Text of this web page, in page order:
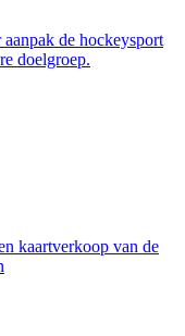
de hockeysport
doelgroep.
kaartverkoop van de